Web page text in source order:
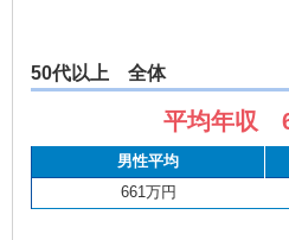
50代以上 全体
平均年収
男性平均
661万円